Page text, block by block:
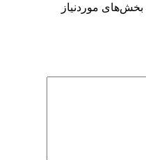
بخش‌های موردنیاز